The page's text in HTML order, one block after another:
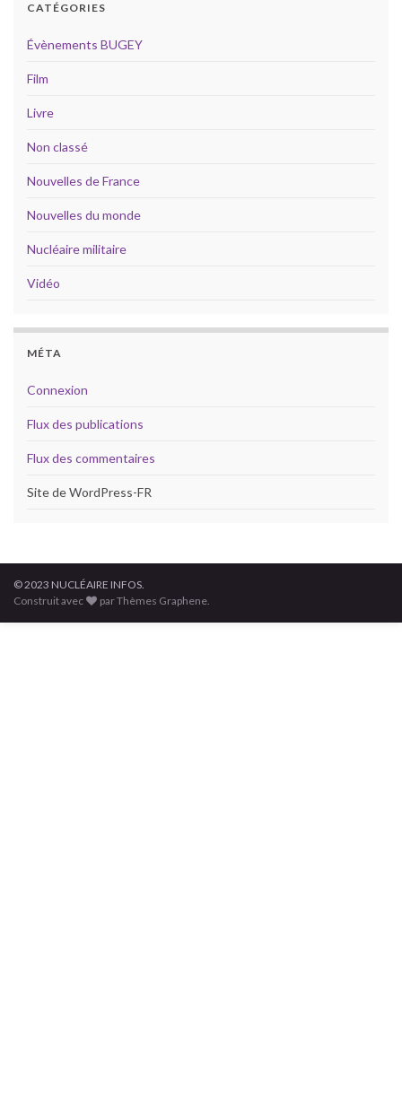
CATÉGORIES
Évènements BUGEY
Film
Livre
Non classé
Nouvelles de France
Nouvelles du monde
Nucléaire militaire
Vidéo
MÉTA
Connexion
Flux des publications
Flux des commentaires
Site de WordPress-FR
© 2023 NUCLÉAIRE INFOS.
Construit avec
par Thèmes Graphene.